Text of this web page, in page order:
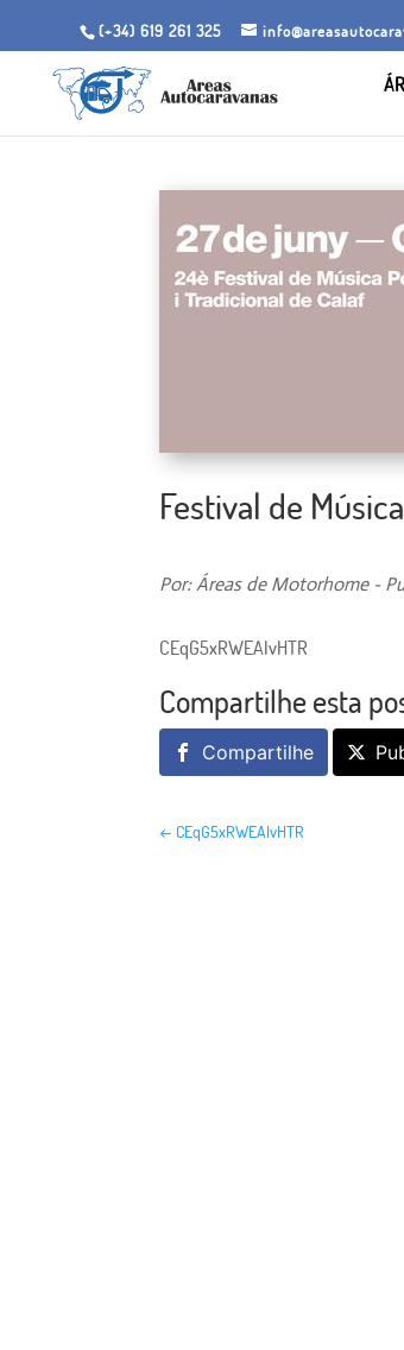
(+34) 619 261 325
Festival de
Por: Áreas de Motorhome -
CEqG5xRWEAIvHTR
Compartilhe esta
Compartilhe
← CEqG5xRWEAIvHTR